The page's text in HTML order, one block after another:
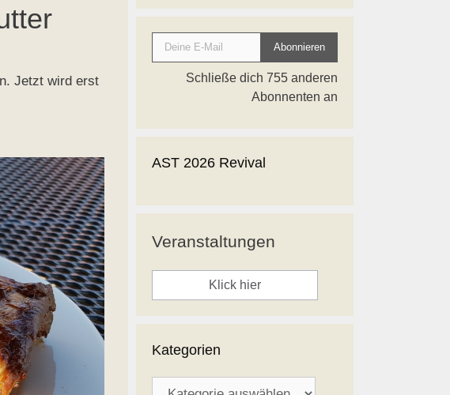
Jetzt wird erst
Deine E-Mail
Abonnieren
Schließe dich 755 anderen
Abonnenten an
AST 2026 Revival
Veranstaltungen
Klick hier
Kategorien